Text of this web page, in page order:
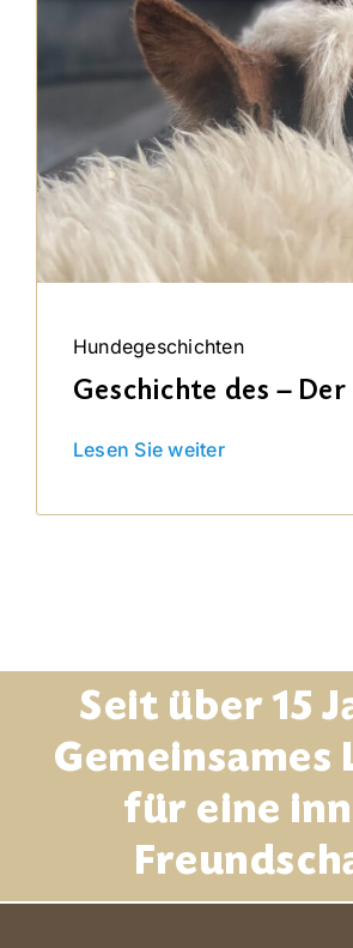
Hundegeschichten
Geschichte des –
Lesen Sie weiter
Seit über 15
Gemeinsames
für eine